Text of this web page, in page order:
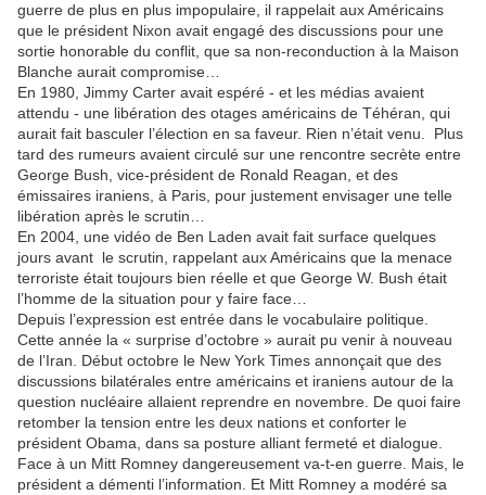
guerre de plus en plus impopulaire, il rappelait aux Américains
que le président Nixon avait engagé des discussions pour une
sortie honorable du conflit, que sa non-reconduction à la Maison
Blanche aurait compromise…
En 1980, Jimmy Carter avait espéré - et les médias avaient
attendu - une libération des otages américains de Téhéran, qui
aurait fait basculer l’élection en sa faveur. Rien n’était venu. Plus
tard des rumeurs avaient circulé sur une rencontre secrète entre
George Bush, vice-président de Ronald Reagan, et des
émissaires iraniens, à Paris, pour justement envisager une telle
libération après le scrutin…
En 2004, une vidéo de Ben Laden avait fait surface quelques
jours avant le scrutin, rappelant aux Américains que la menace
terroriste était toujours bien réelle et que George W. Bush était
l’homme de la situation pour y faire face…
Depuis l’expression est entrée dans le vocabulaire politique.
Cette année la « surprise d’octobre » aurait pu venir à nouveau
de l’Iran. Début octobre le New York Times annonçait que des
discussions bilatérales entre américains et iraniens autour de la
question nucléaire allaient reprendre en novembre. De quoi faire
retomber la tension entre les deux nations et conforter le
président Obama, dans sa posture alliant fermeté et dialogue.
Face à un Mitt Romney dangereusement va-t-en guerre. Mais, le
président a démenti l’information. Et Mitt Romney a modéré sa